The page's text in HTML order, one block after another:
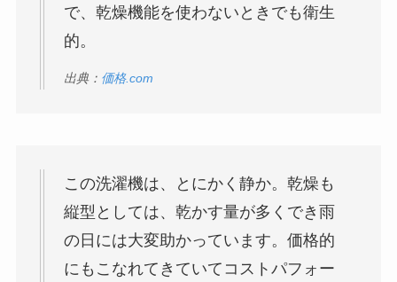
で、乾燥機能を使わないときでも衛生
的。
出典： 価格.com
この洗濯機は、とにかく静か。乾燥も
縦型としては、乾かす量が多くでき雨
の日には大変助かっています。価格的
にもこなれてきていてコストパフォー